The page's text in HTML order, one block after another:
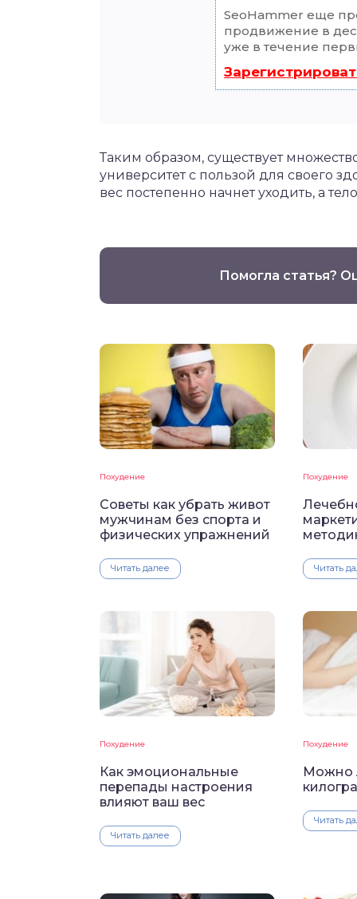
SeoHammer еще
продвижение в
уже в течение
Таким образом, существует
университет с пользой для своего
вес постепенно начнет уходить, а
Помогла статья?
Похудение
Советы как убрать живот
мужчинам без спорта и
физических упражнений
Читать далее
Похудение
Читать
Похудение
Как эмоциональные
перепады настроения
влияют ваш вес
Читать далее
Похудение
Можно
Читать